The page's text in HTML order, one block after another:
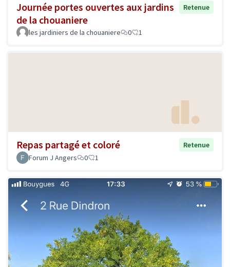
Journée portes ouvertes aux jardins
de la chouaniere
Retenue
les jardiniers de la chouaniere 0 1
Repas partagé et coloré
Retenue
Forum J Angers
0 1